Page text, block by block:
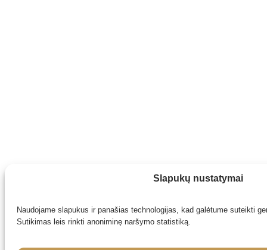
Slapukų nustatymai
Naudojame slapukus ir panašias technologijas, kad galėtume suteikti
Sutikimas leis rinkti anoniminę naršymo statistiką.